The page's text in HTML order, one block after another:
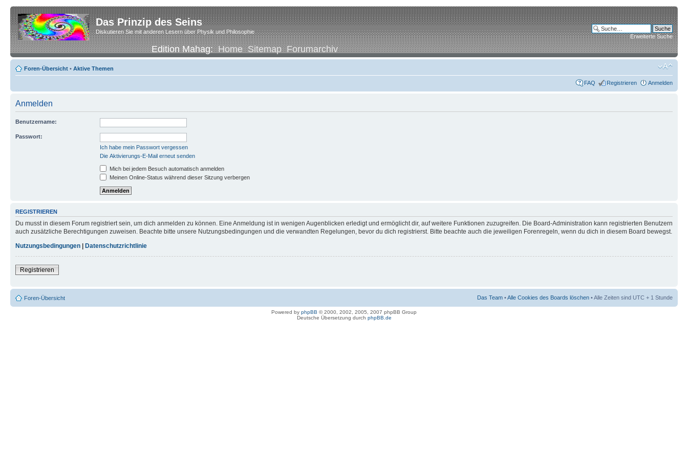
Das Prinzip des Seins
Diskutieren Sie mit anderen Lesern über Physik und Philosophie
Edition Mahag:Home Sitemap Forumarchiv
Erweiterte Suche
Foren-Übersicht • Aktive Themen
FAQ Registrieren Anmelden
Anmelden
Benutzername:
Passwort:
Ich habe mein Passwort vergessen
Die Aktivierungs-E-Mail erneut senden
Mich bei jedem Besuch automatisch anmelden
Meinen Online-Status während dieser Sitzung verbergen
REGISTRIEREN
Du musst in diesem Forum registriert sein, um dich anmelden zu können. Eine Anmeldung ist in wenigen Augenblicken erledigt und ermöglicht dir, auf weitere Funktionen zuzugreifen. Die Board-Administration kann registrierten Benutzern
auch zusätzliche Berechtigungen zuweisen. Beachte bitte unsere Nutzungsbedingungen und die verwandten Regelungen, bevor du dich registrierst. Bitte beachte auch die jeweiligen Forenregeln, wenn du dich in diesem Board bewegst.
Nutzungsbedingungen
Datenschutzrichtlinie
Registrieren
Foren-Übersicht Das Team •Alle Cookies des Boards löschen • Alle Zeiten sind UTC + 1 Stunde
Powered by phpBB © 2000, 2002, 2005, 2007 phpBB Group
Deutsche Übersetzung durch phpBB.de